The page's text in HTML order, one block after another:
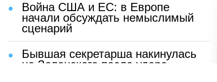
Война США и ЕС: в Европе
начали обсуждать немыслимый
сценарий
Бывшая секретарша накинулась
на Зеленского после удара